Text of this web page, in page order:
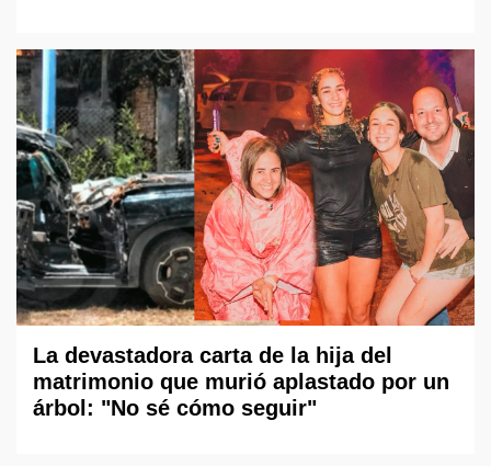
La devastadora carta de la hija del
matrimonio que murió aplastado por un
árbol: "No sé cómo seguir"